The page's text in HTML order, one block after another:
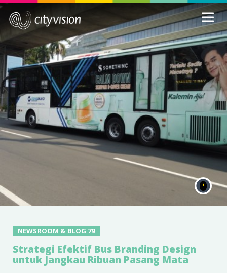
NEWSROOM & BLOG 79
Strategi Efektif Bus Branding Design
untuk Jangkau Ribuan Pasang Mata